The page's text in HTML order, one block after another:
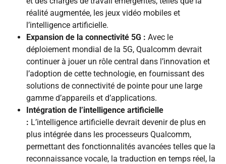
réalité augmentée, les jeux vidéo mobiles et
l’intelligence artificielle.
Expansion de la connectivité 5G : Avec le
déploiement mondial de la 5G, Qualcomm devrait
continuer à jouer un rôle central dans l’innovation et
l’adoption de cette technologie, en fournissant des
solutions de connectivité de pointe pour une large
gamme d’appareils et d’applications.
Intégration de l’intelligence artificielle
: L’intelligence artificielle devrait devenir de plus en
plus intégrée dans les processeurs Qualcomm,
permettant des fonctionnalités avancées telles que la
reconnaissance vocale, la traduction en temps réel, la